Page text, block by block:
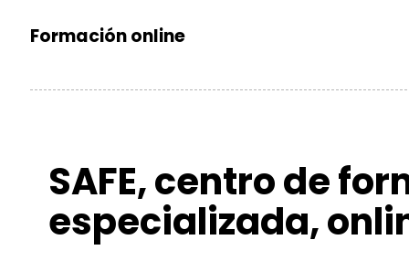
Formación online
SAFE, centro de
especializada,